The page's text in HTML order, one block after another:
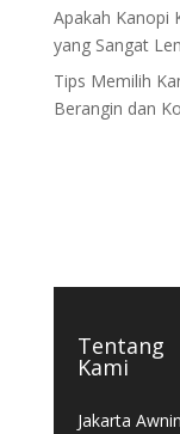
Apakah Kanopi
yang Sangat
Tips Memilih
Berangin dan
Tentang
Kami
Jakarta